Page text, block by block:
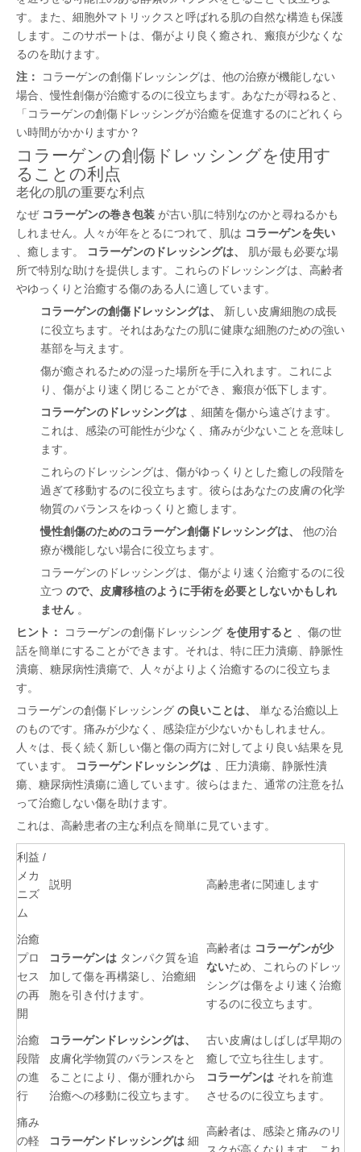
す。また、細胞外マトリックスと呼ばれる肌の自然な構造も保護
します。このサポートは、傷がより良く癒され、瘢痕が少なくな
るのを助けます。
注：
コラーゲンの創傷ドレッシングは、他の治療が機能しない
場合、慢性創傷が治癒するのに役立ちます。あなたが尋ねると、
「コラーゲンの創傷ドレッシングが治癒を促進するのにどれくら
い時間がかかりますか？
コラーゲンの創傷ドレッシングを使用す
ることの利点
老化の肌の重要な利点
なぜ コラーゲンの巻き包装 が古い肌に特別なのかと尋ねるかも
しれません。人々が年をとるにつれて、肌は コラーゲンを失い
、癒します。
コラーゲンのドレッシングは、
肌が最も必要な場
所で特別な助けを提供します。これらのドレッシングは、高齢者
やゆっくりと治癒する傷のある人に適しています。
コラーゲンの創傷ドレッシングは、
新しい皮膚細胞の成長
に役立ちます。それはあなたの肌に健康な細胞のための強い
基部を与えます。
傷が癒されるための湿った場所を手に入れます。これによ
り、傷がより速く閉じることができ、瘢痕が低下します。
コラーゲンのドレッシングは 、細菌を傷から遠ざけます。
これは、感染の可能性が少なく、痛みが少ないことを意味し
ます。
これらのドレッシングは、傷がゆっくりとした癒しの段階を
過ぎて移動するのに役立ちます。彼らはあなたの皮膚の化学
物質のバランスをゆっくりと癒します。
慢性創傷のためのコラーゲン創傷ドレッシングは、
他の治
療が機能しない場合に役立ちます。
コラーゲンのドレッシングは、傷がより速く治癒するのに役
立つ ので、皮膚移植のように手術を必要としないかもしれ
ません 。
ヒント：
コラーゲンの創傷ドレッシング を使用すると
、傷の世
話を簡単にすることができます。それは、特に圧力潰瘍、静脈性
潰瘍、糖尿病性潰瘍で、人々がよりよく治癒するのに役立ちま
す。
コラーゲンの創傷ドレッシング の良いことは、
単なる治癒以上
のものです。痛みが少なく、感染症が少ないかもしれません。
人々は、長く続く新しい傷と傷の両方に対してより良い結果を見
ています。
コラーゲンドレッシングは 、圧力潰瘍、静脈性潰
瘍、糖尿病性潰瘍に適しています。彼らはまた、通常の注意を払
って治癒しない傷を助けます。
これは、高齢患者の主な利点を簡単に見ています。
利益 /
メカ
ニズ
ム
説明 高齢患者に関連します
治癒
プロ
セス
の再
開
コラーゲンは タンパク質を追
加して傷を再構築し、治癒細
胞を引き付けます。
高齢者は コラーゲンが少
ないため、これらのドレッ
シングは傷をより速く治癒
するのに役立ちます。
治癒
段階
の進
行
コラーゲンドレッシングは、
皮膚化学物質のバランスをと
ることにより、傷が腫れから
治癒への移動に役立ちます。
古い皮膚はしばしば早期の
癒しで立ち往生します。
コラーゲンは それを前進
させるのに役立ちます。
痛み
の軽
コラーゲンドレッシングは 細
高齢者は、感染と痛みのリ